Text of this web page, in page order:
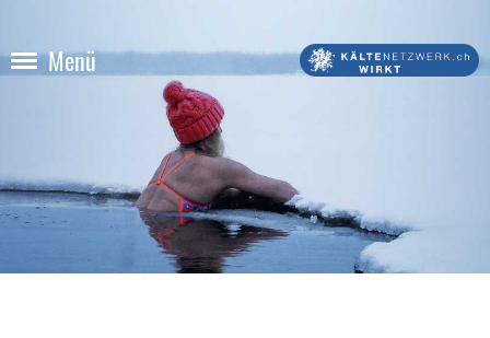
Menü